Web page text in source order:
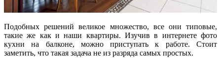
Подобных решений великое множество, все они типовые,
такие же как и наши квартиры. Изучив в интернете фото
кухни на балконе, можно приступать к работе. Стоит
заметить, что такая задача не из разряда самых простых.